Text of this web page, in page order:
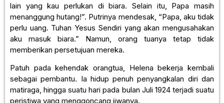
lain yang kau perlukan di biara. Selain itu, Papa masih
menanggung hutang!”. Putrinya mendesak, “Papa, aku tidak
perlu uang. Tuhan Yesus Sendiri yang akan mengusahakan
aku masuk biara.” Namun, orang tuanya tetap tidak
memberikan persetujuan mereka.
Patuh pada kehendak orangtua, Helena bekerja kembali
sebagai pembantu. Ia hidup penuh penyangkalan diri dan
matiraga, hingga suatu hari pada bulan Juli 1924 terjadi suatu
peristiwa yang menggoncang jiwanya.